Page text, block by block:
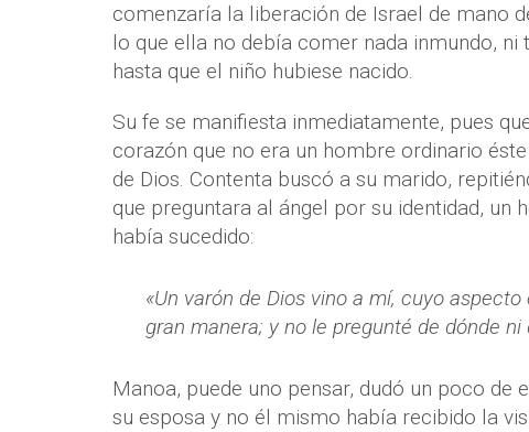
comenzaría la liberación de Israel de mano
lo que ella no debía comer nada inmundo,
hasta que el niño hubiese nacido.
Su fe se manifiesta inmediatamente, pues
corazón que no era un hombre ordinario
de Dios. Contenta buscó a su marido,
que preguntara al ángel por su identidad, un
había sucedido:
«Un varón de Dios vino a mí, cuyo
gran manera; y no le pregunté de dónde
Manoa, puede uno pensar, dudó un poco
su esposa y no él mismo había recibido la